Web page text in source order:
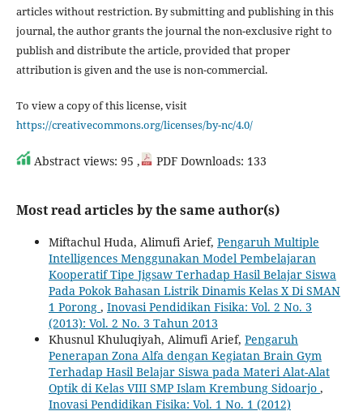
articles without restriction. By submitting and publishing in this
journal, the author grants the journal the non-exclusive right to
publish and distribute the article, provided that proper
attribution is given and the use is non-commercial.
To view a copy of this license, visit
https://creativecommons.org/licenses/by-nc/4.0/
Abstract views: 95 , PDF Downloads: 133
Most read articles by the same author(s)
Miftachul Huda, Alimufi Arief, Pengaruh Multiple
Intelligences Menggunakan Model Pembelajaran
Kooperatif Tipe Jigsaw Terhadap Hasil Belajar Siswa
Pada Pokok Bahasan Listrik Dinamis Kelas X Di SMAN
1 Porong , Inovasi Pendidikan Fisika: Vol. 2 No. 3
(2013): Vol. 2 No. 3 Tahun 2013
Khusnul Khuluqiyah, Alimufi Arief, Pengaruh
Penerapan Zona Alfa dengan Kegiatan Brain Gym
Terhadap Hasil Belajar Siswa pada ‎Materi Alat-Alat
Optik di Kelas VIII SMP Islam Krembung Sidoarjo ,
Inovasi Pendidikan Fisika: Vol. 1 No. 1 (2012)